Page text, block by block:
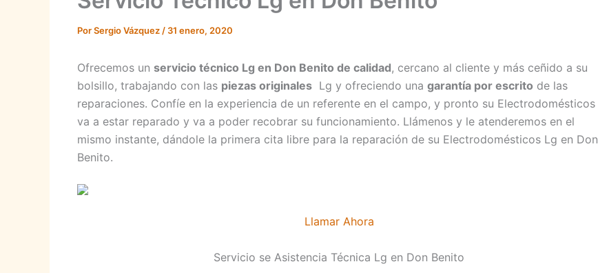
PorSergio Vázquez / 31 enero, 2020
Ofrecemos un servicio técnico Lg en Don Benito de calidad, cercano al cliente y más ceñido a su
bolsillo, trabajando con las piezas originales Lg y ofreciendo una garantía por escrito de las
reparaciones. Confíe en la experiencia de un referente en el campo, y pronto su Electrodomésticos
va a estar reparado y va a poder recobrar su funcionamiento. Llámenos y le atenderemos en el
mismo instante, dándole la primera cita libre para la reparación de su Electrodomésticos Lg en Don
Benito.
Llamar Ahora
Servicio se Asistencia Técnica Lg en Don Benito